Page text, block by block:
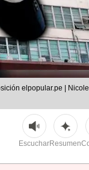
elpopular.pe | Nicole
EscucharResumen